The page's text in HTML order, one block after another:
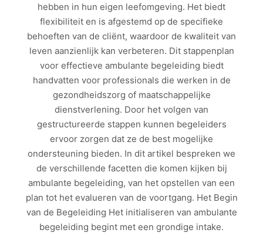
hebben in hun eigen leefomgeving. Het biedt
flexibiliteit en is afgestemd op de specifieke
behoeften van de cliënt, waardoor de kwaliteit van
leven aanzienlijk kan verbeteren. Dit stappenplan
voor effectieve ambulante begeleiding biedt
handvatten voor professionals die werken in de
gezondheidszorg of maatschappelijke
dienstverlening. Door het volgen van
gestructureerde stappen kunnen begeleiders
ervoor zorgen dat ze de best mogelijke
ondersteuning bieden. In dit artikel bespreken we
de verschillende facetten die komen kijken bij
ambulante begeleiding, van het opstellen van een
plan tot het evalueren van de voortgang. Het Begin
van de Begeleiding Het initialiseren van ambulante
begeleiding begint met een grondige intake.